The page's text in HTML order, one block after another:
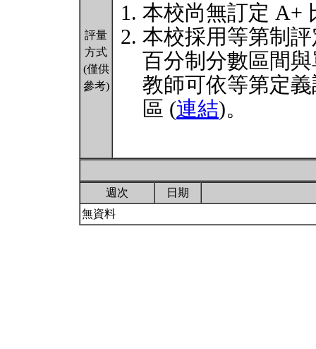
評量
方式
(僅供
參考)
本校尚無訂定 A+
本校採用等第制
百分制分數區間
教師可依等第定
區 (連結)。
週次
日期
無資料